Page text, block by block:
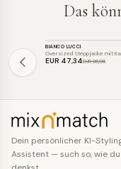
Das
SALE
BIANCO LUCCI
Oversized Steppjacke mit
EUR 47,34EUR 86,06
Dein persönlicher KI-
Assistent — such so, wie du